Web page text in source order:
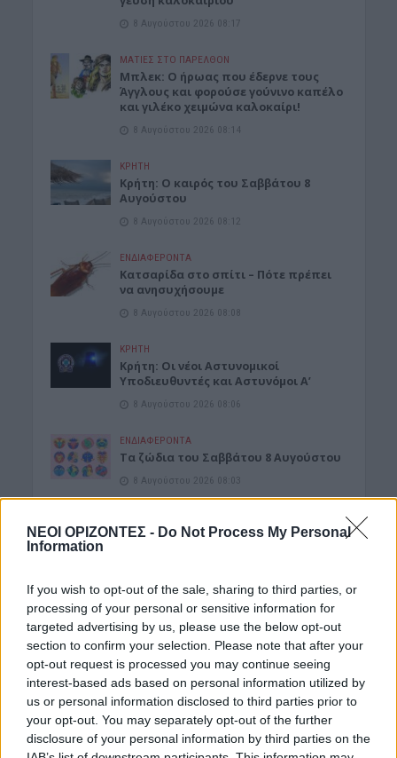
ΝΕΟΙ ΟΡΙΖΟΝΤΕΣ - Do Not Process My Personal
Information
If you wish to opt-out of the sale, sharing to third parties, or
processing of your personal or sensitive information for
targeted advertising by us, please use the below opt-out
section to confirm your selection. Please note that after your
opt-out request is processed you may continue seeing
interest-based ads based on personal information utilized by
us or personal information disclosed to third parties prior to
your opt-out. You may separately opt-out of the further
disclosure of your personal information by third parties on the
8 Αυγούστου 2026 08:17
ΜΑΤΙΕΣ ΣΤΟ ΠΑΡΕΛΘΟΝ
Μπλεκ: O ήρωας που έδερνε τους
Άγγλους και φορούσε γούνινο καπέλο
και γιλέκο χειμώνα καλοκαίρι!
8 Αυγούστου 2026 08:14
ΚΡΗΤΗ
Κρήτη: O καιρός του Σαββάτου 8
Αυγούστου
8 Αυγούστου 2026 08:12
ΕΝΔΙΑΦΕΡΟΝΤΑ
Κατσαρίδα στο σπίτι – Πότε πρέπει
να ανησυχήσουμε
8 Αυγούστου 2026 08:08
ΚΡΗΤΗ
Κρήτη: Οι νέοι Αστυνομικοί
Υποδιευθυντές και Αστυνόμοι Α’
8 Αυγούστου 2026 08:06
ΕΝΔΙΑΦΕΡΟΝΤΑ
Tα ζώδια του Σαββάτου 8 Αυγούστου
8 Αυγούστου 2026 08:03
Δήμος Πλατανιά: Συνεχίζονται οι
7 Αυγούστου 2026 21:54
ΑΡΘΡΑ - ΑΠΟΨΕΙΣ ΔΉΜΟΣ ΚΙΣΆΜΟΥ
•
ΠΟΛΙΤΙΣΜΟΣ
Περί Πολιτισμού και άλλων τινών! Mε
αφορμή μια επιστολή της Νεολαίας
Κισάμου (Γράφει ο Γράφει ο Δρ
Κωνσταντίνος Β. Ζορμπάς)
7 Αυγούστου 2026 21:42